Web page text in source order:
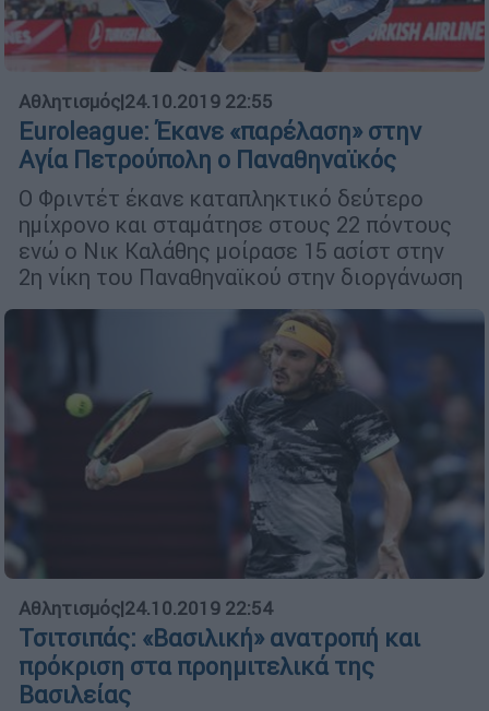
Αθλητισμός|24.10.2019 22:55
Euroleague: Έκανε «παρέλαση» στην
Αγία Πετρούπολη ο Παναθηναϊκός
Ο Φριντέτ έκανε καταπληκτικό δεύτερο
ημίχρονο και σταμάτησε στους 22 πόντους
ενώ ο Νικ Καλάθης μοίρασε 15 ασίστ στην
2η νίκη του Παναθηναϊκού στην διοργάνωση
Αθλητισμός|24.10.2019 22:54
Τσιτσιπάς: «Βασιλική» ανατροπή και
πρόκριση στα προημιτελικά της
Βασιλείας